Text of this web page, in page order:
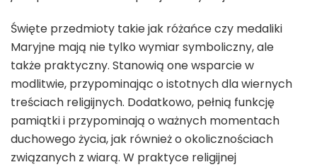
Święte przedmioty takie jak różańce czy medaliki
Maryjne mają nie tylko wymiar symboliczny, ale
także praktyczny. Stanowią one wsparcie w
modlitwie, przypominając o istotnych dla wiernych
treściach religijnych. Dodatkowo, pełnią funkcję
pamiątki i przypominają o ważnych momentach
duchowego życia, jak również o okolicznościach
związanych z wiarą. W praktyce religijnej